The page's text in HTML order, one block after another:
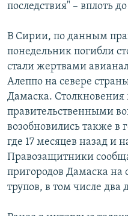
последствия" – вплоть
В Сирии, по данным
понедельник погибли
стали жертвами
Алеппо на севере
Дамаска.
правительственными
возобновились также в
где 17 месяцев назад и
Правозащитники
пригородов Дамаска на
трупов, в том числе два